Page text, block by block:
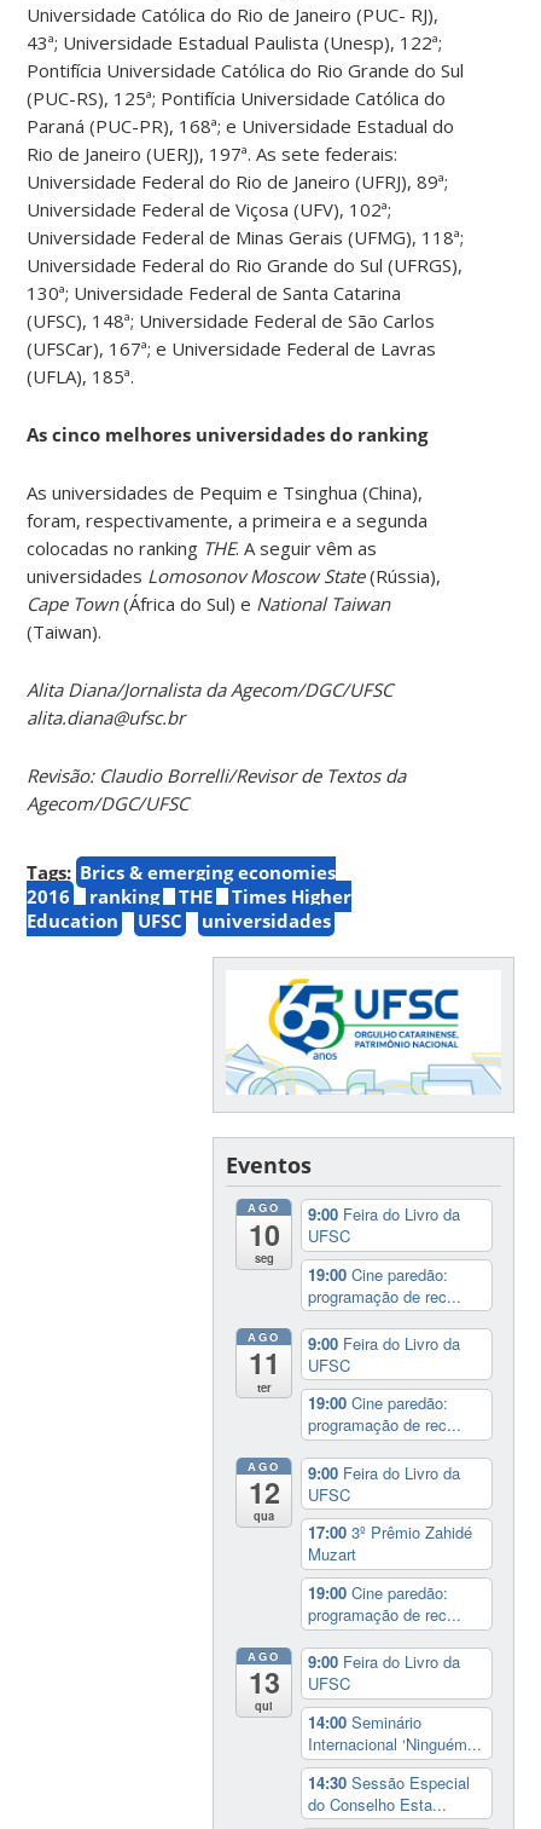
Universidade Católica do Rio de Janeiro (PUC- RJ),
43ª; Universidade Estadual Paulista (Unesp), 122ª;
Pontifícia Universidade Católica do Rio Grande do Sul
(PUC-RS), 125ª; Pontifícia Universidade Católica do
Paraná (PUC-PR), 168ª; e Universidade Estadual do
Rio de Janeiro (UERJ), 197ª. As sete federais:
Universidade Federal do Rio de Janeiro (UFRJ), 89ª;
Universidade Federal de Viçosa (UFV), 102ª;
Universidade Federal de Minas Gerais (UFMG), 118ª;
Universidade Federal do Rio Grande do Sul (UFRGS),
130ª; Universidade Federal de Santa Catarina
(UFSC), 148ª; Universidade Federal de São Carlos
(UFSCar), 167ª; e Universidade Federal de Lavras
(UFLA), 185ª.
As cinco melhores universidades do ranking
As universidades de Pequim e Tsinghua (China),
foram, respectivamente, a primeira e a segunda
colocadas no ranking THE. A seguir vêm as
universidades Lomosonov Moscow State(Rússia),
Cape Town(África do Sul) e National Taiwan
(Taiwan).
Alita Diana/Jornalista da Agecom/DGC/UFSC
alita.diana@ufsc.br
Revisão: Claudio Borrelli/Revisor de Textos da
Agecom/DGC/UFSC
Tags: Brics & emerging economies
2016
ranking THE
Times Higher
Education
UFSC universidades
Eventos
AGO
10
seg
9:00 Feira do Livro da
UFSC
19:00Cine paredão:
programação de rec...
AGO
11
ter
9:00 Feira do Livro da
UFSC
19:00Cine paredão:
programação de rec...
AGO
12
qua
9:00 Feira do Livro da
UFSC
17:003º Prêmio Zahidé
Muzart
19:00Cine paredão:
programação de rec...
AGO
13
qui
9:00 Feira do Livro da
UFSC
14:00Seminário
Internacional ‘Ninguém...
14:30Sessão Especial
do Conselho Esta...